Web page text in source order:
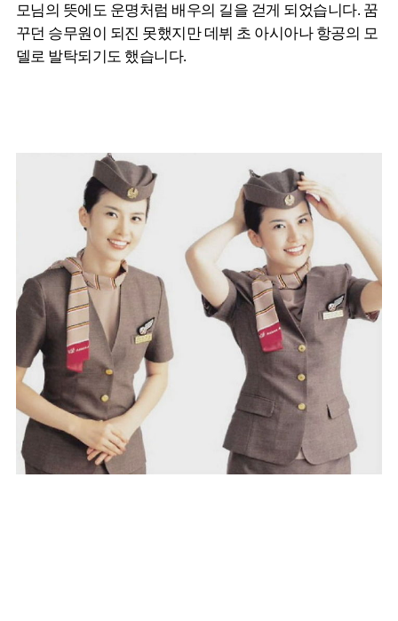
모님의 뜻에도 운명처럼 배우의 길을 걷게 되었습니다. 꿈
꾸던 승무원이 되진 못했지만 데뷔 초 아시아나 항공의 모
델로 발탁되기도 했습니다.